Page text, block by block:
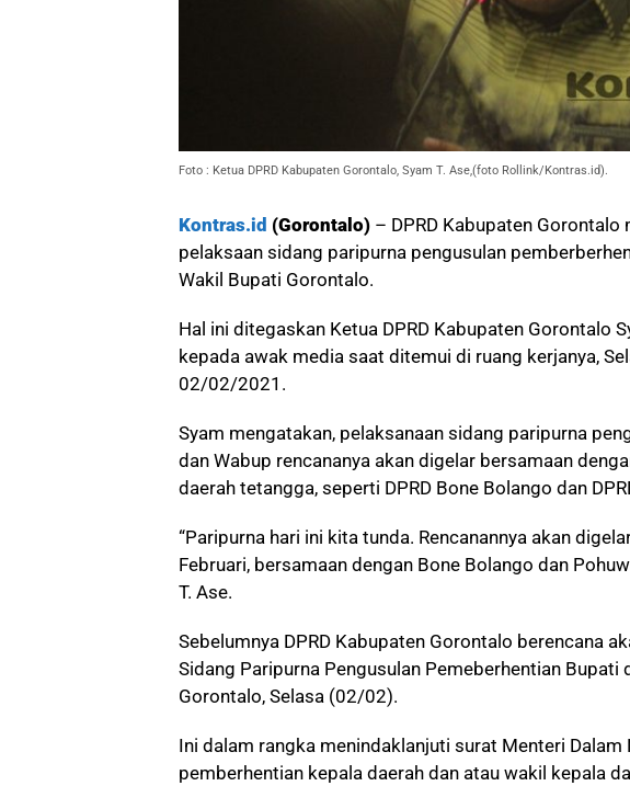
Foto : Ketua DPRD Kabupaten Gorontalo, Syam T. Ase,(foto Rollink/Kontras.id).
Kontras.id (Gorontalo) – DPRD Kabupaten Gorontalo
pelaksaan sidang paripurna pengusulan
Wakil Bupati Gorontalo.
Hal ini ditegaskan Ketua DPRD Kabupaten Gorontalo
kepada awak media saat ditemui di ruang kerjanya,
02/02/2021.
Syam mengatakan, pelaksanaan sidang paripurna
dan Wabup rencananya akan digelar bersamaan
daerah tetangga, seperti DPRD Bone Bolango dan
“Paripurna hari ini kita tunda. Rencanannya akan
Februari, bersamaan dengan Bone Bolango dan
T. Ase.
Sebelumnya DPRD Kabupaten Gorontalo berencana
Sidang Paripurna Pengusulan Pemeberhentian Bupati
Gorontalo, Selasa (02/02).
Ini dalam rangka menindaklanjuti surat Menteri Dalam
pemberhentian kepala daerah dan atau wakil kepala